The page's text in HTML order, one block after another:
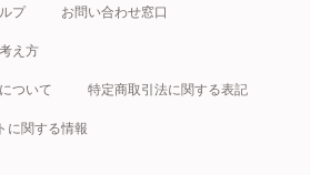
プ お問い合わせ窓口
え方
ついて 特定商取引法に関する表記
に関する情報